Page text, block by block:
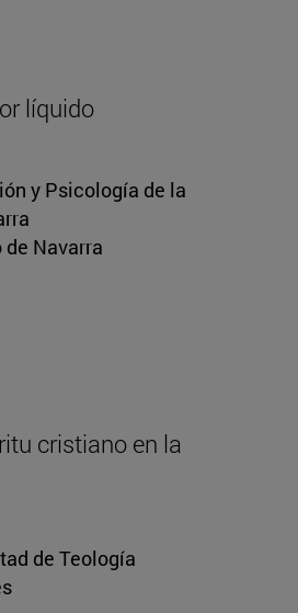
líquido
y Psicología de la
de Navarra
cristiano en la
de Teología